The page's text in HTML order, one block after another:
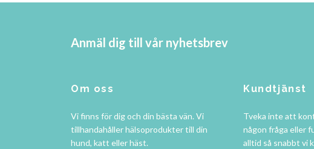
Anmäl dig till vår nyhetsbrev
Om oss
Vi finns för dig och din bästa vän. Vi
tillhandahåller hälsoprodukter till din
hund, katt eller häst.
Kundtjänst
Tveka inte att
någon fråga eller
alltid så snabbt vi